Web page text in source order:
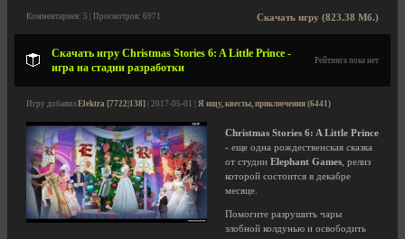
Скачать игру (823.38 Мб.)
Комментариев: 5 | Просмотров: 6971
Скачать игру Christmas Stories 6: A Little Prince -
игра на стадии разработки
Рейтинга пока нет
Игру добавил Elektra [7722|138] | 2017-05-01 | Я ищу, квесты, приключения (6441)
Christmas Stories 6: A Little Prince
- еще одна рождественская сказка
от студии Elephant Games , релиз
которой состоится в декабре
месяце.
Помогите разрушить чары
злобной колдунью и освободить